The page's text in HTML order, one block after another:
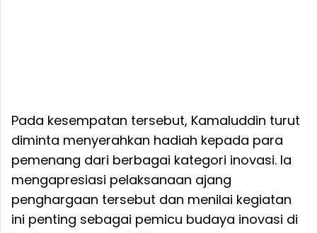
Pada kesempatan tersebut, Kamaluddin turut
diminta menyerahkan hadiah kepada para
pemenang dari berbagai kategori inovasi. Ia
mengapresiasi pelaksanaan ajang
penghargaan tersebut dan menilai kegiatan
ini penting sebagai pemicu budaya inovasi di